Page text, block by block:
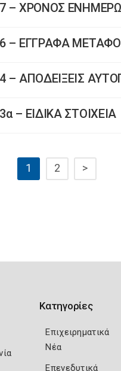
– ΧΡΟΝΟΣ
– ΕΓΓΡΑΦΑ
– ΑΠΟΔΕΙΞΕΙΣ
– ΕΙΔΙΚΑ ΣΤΟΙΧΕΙΑ
1 2 >
Κατηγορίες
Επιχειρηματικά
Νέα
Επενεδυτικά